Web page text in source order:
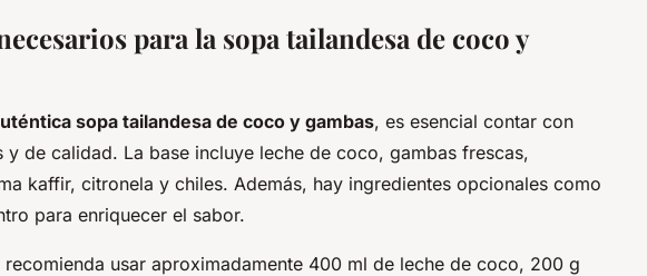
para la sopa tailandesa de coco y
sopa tailandesa de coco y gambas, es esencial contar con
y de calidad. La base incluye leche de coco, gambas frescas,
kaffir, citronela y chiles. Además, hay ingredientes opcionales como
para enriquecer el sabor.
recomienda usar aproximadamente 400 ml de leche de coco, 200 g